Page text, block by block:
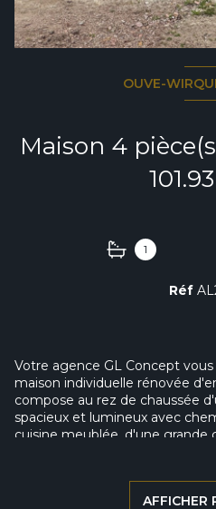
OUVE-
Maison 4 pièce(s) 3 chambre(s)
1
Réf
Votre agence GL Concept
maison individuelle rénovée
compose au rez de chaussée
spacieux et lumineux avec
cuisine meublée, d'une grande
A l'extérieur se trouve un
85m². La maison est bâtie sur
AFFICHER